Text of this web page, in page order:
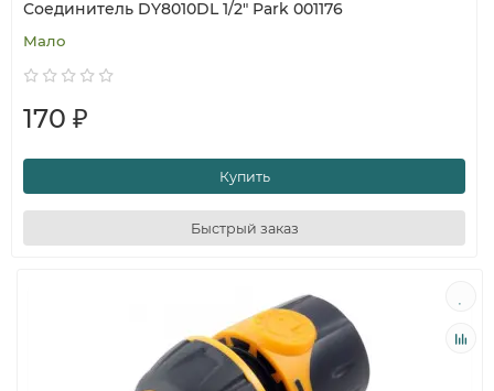
Соединитель DY8010DL 1/2" Park 001176
Мало
170 ₽
Купить
Быстрый заказ